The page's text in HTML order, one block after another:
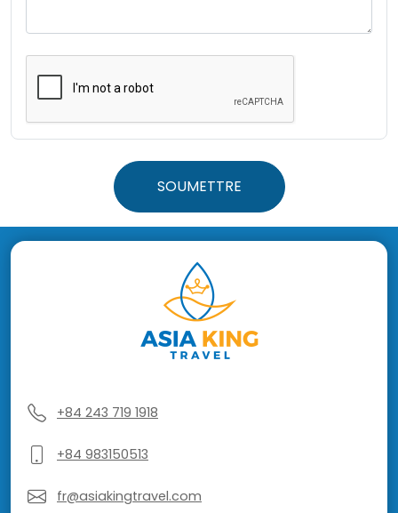
SOUMETTRE
+84 243 719 1918
+84 983150513
fr@asiakingtravel.com